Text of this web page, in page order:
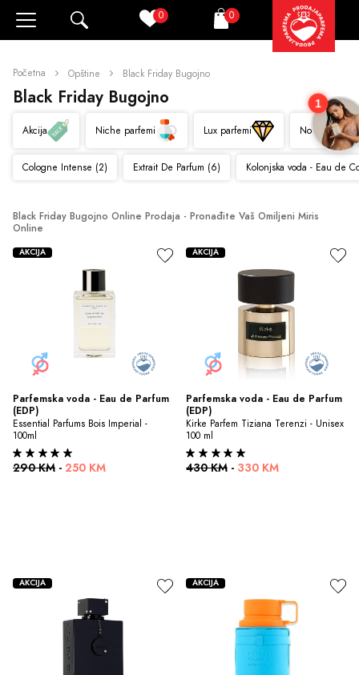
0 Korpa
0
Početna Opštine Black Friday Bugojno
Black Friday Bugojno
Akcija Niche parfemi Lux parfemi Novo
Cologne Intense (2) Extrait De Parfum (6) Kolonjska voda - Eau de
Black Friday Bugojno Online Prodaja - Pronađite Vaš Omiljeni Miris
Online
Parfemska voda - Eau de Parfum
(EDP)
Essential Parfums Bois Imperial -
100ml
290 KM - 250 KM
AKCIJA
Parfemska voda - Eau de Parfum
(EDP)
Kirke Parfem Tiziana Terenzi - Unisex
100 ml
430 KM - 330 KM
AKCIJA
AKCIJA AKCIJA
1